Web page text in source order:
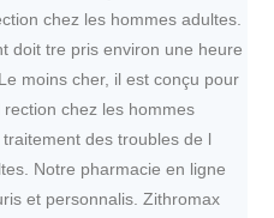
chez les hommes adultes.
doit tre pris environ une heure
moins cher, il est conçu pour
chez les hommes
des troubles de l
Notre pharmacie en ligne
et personnalis. Zithromax